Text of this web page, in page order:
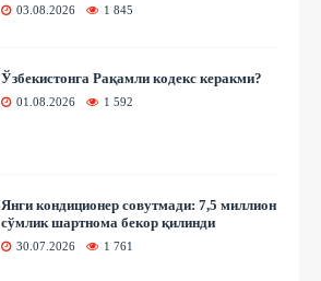
03.08.2026 1 845
Ўзбекистонга Рақамли кодекс керакми?
01.08.2026 1 592
Янги кондиционер совутмади: 7,5 миллион
сўмлик шартнома бекор қилинди
30.07.2026 1 761